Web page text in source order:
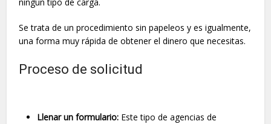
Se trata de un procedimiento sin papeleos y es igualmente,
una forma muy rápida de obtener el dinero que necesitas.
Proceso de solicitud
Llenar un formulario: Este tipo de agencias de